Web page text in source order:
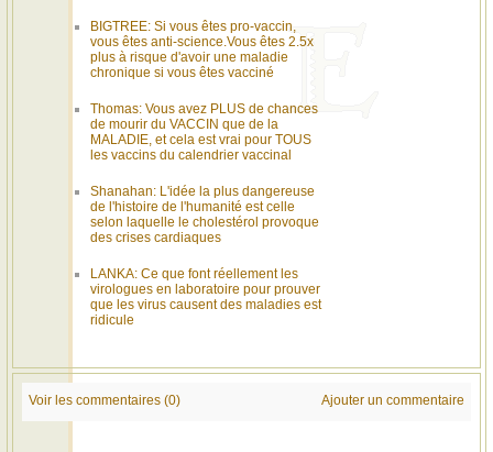
BIGTREE: Si vous êtes pro-vaccin,
vous êtes anti-science.Vous êtes 2.5x
plus à risque d'avoir une maladie
chronique si vous êtes vacciné
Thomas: Vous avez PLUS de chances
de mourir du VACCIN que de la
MALADIE, et cela est vrai pour TOUS
les vaccins du calendrier vaccinal
Shanahan: L'idée la plus dangereuse
de l'histoire de l'humanité est celle
selon laquelle le cholestérol provoque
des crises cardiaques
LANKA: Ce que font réellement les
virologues en laboratoire pour prouver
que les virus causent des maladies est
ridicule
Voir les commentaires (0) Ajouter un commentaire